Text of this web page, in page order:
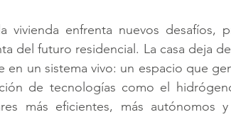
enfrenta nuevos desafíos,
del futuro residencial. La casa deja
en un sistema vivo: un espacio que
de tecnologías como el
más eficientes, más autónomos